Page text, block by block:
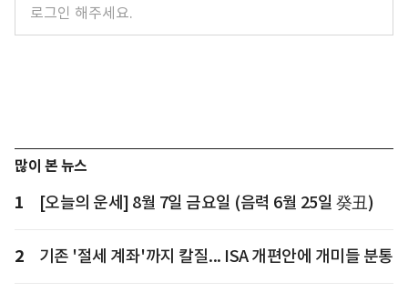
많이 본 뉴스
1 [오늘의 운세] 8월 7일 금요일 (음력 6월 25일 癸丑)
2 기존 '절세 계좌'까지 칼질... ISA 개편안에 개미들 분통